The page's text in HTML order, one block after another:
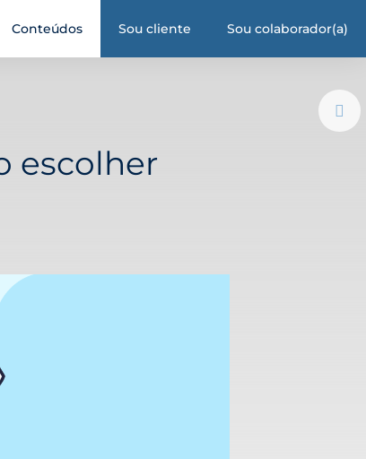
Conteúdos Sou cliente Sou colaborador(a)
escolher